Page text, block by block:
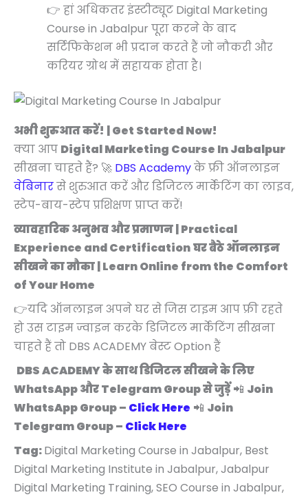
👉 हां अधिकतर इंस्टीट्यूट Digital Marketing
Course in Jabalpur पूरा करने के बाद
सर्टिफिकेशन भी प्रदान करते हैं जो नौकरी और
करियर ग्रोथ में सहायक होता है।
अभी शुरुआत करें! | Get Started Now!
क्या आप Digital Marketing Course In Jabalpur
सीखना चाहते हैं? 🚀 DBS Academyके फ्री ऑनलाइन
वेबिनारसे शुरुआत करें और डिजिटल मार्केटिंग का लाइव,
स्टेप-बाय-स्टेप प्रशिक्षण प्राप्त करें!
व्यावहारिक अनुभव और प्रमाणन | Practical
Experience and Certificationघर बैठे ऑनलाइन
सीखने का मौका | Learn Online from the Comfort
of Your Home
👉यदि ऑनलाइन अपने घर से जिस टाइम आप फ्री रहते
हो उस टाइम ज्वाइन करके डिजिटल मार्केटिंग सीखना
चाहते हैं तो DBS ACADEMY बेस्ट Option हैं
DBS ACADEMY के साथ डिजिटल सीखने के लिए
WhatsApp और Telegram Group से जुड़ें📲 Join
WhatsApp Group – Click Here 📲 Join
Telegram Group – Click Here
Tag:Digital Marketing Course in Jabalpur, Best
Digital Marketing Institute in Jabalpur, Jabalpur
Digital Marketing Training, SEO Course in Jabalpur,